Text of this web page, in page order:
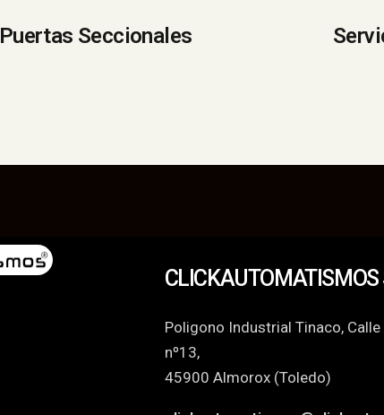
Puertas Seccionales
CLICKAUTOMATISMOS
Poligono Industrial Tinaco,
nº13,
45900 Almorox (Toledo)